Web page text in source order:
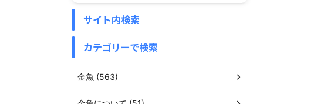
サイト内検索
カテゴリーで検索
金魚 (563)